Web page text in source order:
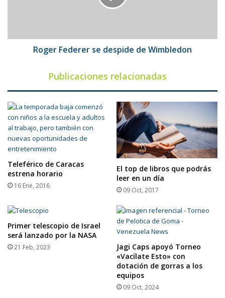
Roger Federer se despide de Wimbledon
Publicaciones relacionadas
Teleférico de Caracas
estrena horario
16 Ene, 2016
El top de libros que podrás
leer en un día
09 Oct, 2017
Primer telescopio de Israel
será lanzado por la NASA
21 Feb, 2023
Jagi Caps apoyó Torneo
«Vacílate Esto» con
dotación de gorras a los
equipos
09 Oct, 2024